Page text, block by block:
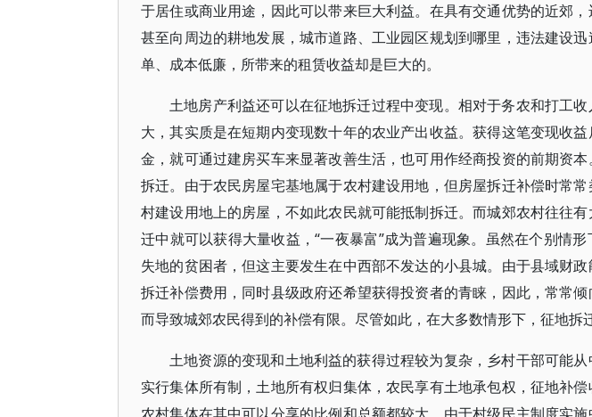
于居住或商业用途，因此可以带来巨大利益。在具有交通优势的近郊，
甚至向周边的耕地发展，城市道路、工业园区规划到哪里，违法建设
单、成本低廉，所带来的租赁收益却是巨大的。
土地房产利益还可以在征地拆迁过程中变现。相对于务农和打工
大，其实质是在短期内变现数十年的农业产出收益。获得这笔变现收
金，就可通过建房买车来显著改善生活，也可用作经商投资的前期资
拆迁。由于农民房屋宅基地属于农村建设用地，但房屋拆迁补偿时常
村建设用地上的房屋，不如此农民就可能抵制拆迁。而城郊农村往往
迁中就可以获得大量收益，“一夜暴富”成为普遍现象。虽然在个别情
失地的贫困者，但这主要发生在中西部不发达的小县城。由于县域财
拆迁补偿费用，同时县级政府还希望获得投资者的青睐，因此，常常
而导致城郊农民得到的补偿有限。尽管如此，在大多数情形下，征地拆
土地资源的变现和土地利益的获得过程较为复杂，乡村干部可能
实行集体所有制，土地所有权归集体，农民享有土地承包权，征地补偿